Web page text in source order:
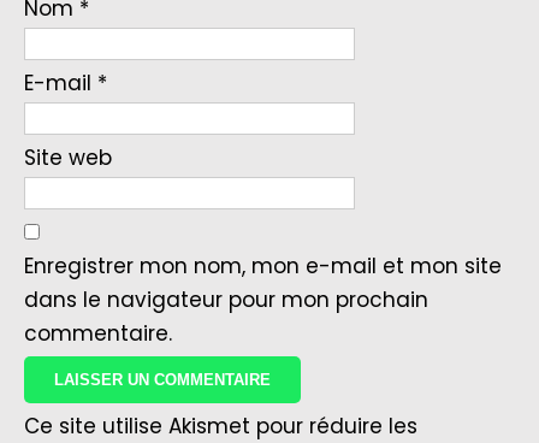
Nom *
E-mail *
Site web
Enregistrer mon nom, mon e-mail et mon site
dans le navigateur pour mon prochain
commentaire.
Ce site utilise Akismet pour réduire les